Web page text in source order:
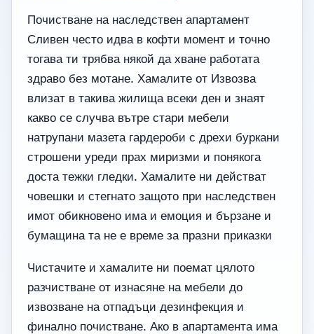
Почистване на наследствен апартамент
Сливен често идва в кофти момент и точно
тогава ти трябва някой да хване работата
здраво без мотане. Хамалите от Извозва
влизат в такива жилища всеки ден и знаят
какво се случва вътре стари мебели
натрупани мазета гардероби с дрехи буркани
строшени уреди прах миризми и понякога
доста тежки гледки. Хамалите ни действат
човешки и стегнато защото при наследствен
имот обикновено има и емоция и бързане и
бумащина та не е време за празни приказки
Чистачите и хамалите ни поемат цялото
разчистване от изнасяне на мебели до
извозване на отпадъци дезинфекция и
финално почистване. Ако в апартамента има